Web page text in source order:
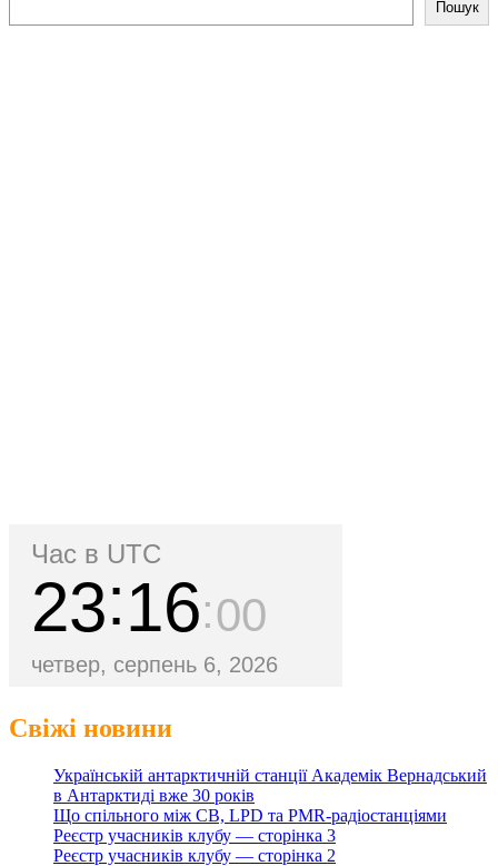
Пошук
Час в UTC
23 16 01
четвер, серпень 6, 2026
Свіжі новини
Українській антарктичній станції Академік Вернадський
в Антарктиді вже 30 років
Що спільного між CB, LPD та PMR-радіостанціями
Реєстр учасників клубу — сторінка 3
Реєстр учасників клубу — сторінка 2